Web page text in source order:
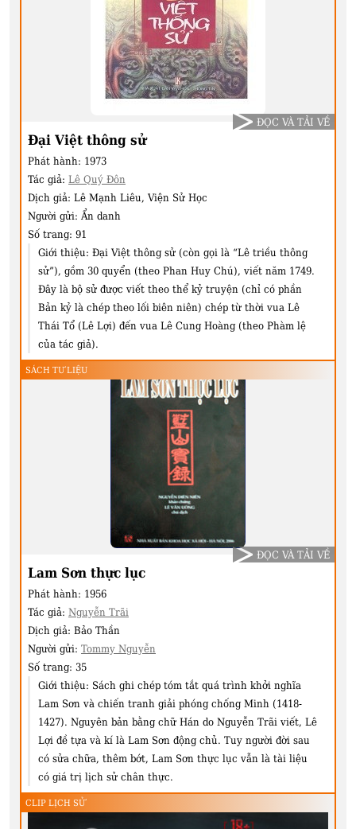
Đại Việt thông sử
Phát hành: 1973
Tác giả: Lê Quý Đôn
Dịch giả: Lê Mạnh Liêu, Viện Sử Học
Người gửi: Ẩn danh
Số trang: 91
Giới thiệu: Đại Việt thông sử (còn gọi là “Lê triều thông
sử”), gồm 30 quyển (theo Phan Huy Chú), viết năm 1749.
Đây là bộ sử được viết theo thể kỷ truyện (chỉ có phần
Bản kỷ là chép theo lối biên niên) chép từ thời vua Lê
Thái Tổ (Lê Lợi) đến vua Lê Cung Hoàng (theo Phàm lệ
của tác giả).
ĐỌC VÀ TẢI VỀ
SÁCH TƯ LIỆU
Lam Sơn thực lục
Phát hành: 1956
Tác giả: Nguyễn Trãi
Dịch giả: Bảo Thần
Người gửi: Tommy Nguyễn
Số trang: 35
Giới thiệu: Sách ghi chép tóm tắt quá trình khởi nghĩa
Lam Sơn và chiến tranh giải phóng chống Minh (1418-
1427). Nguyên bản bằng chữ Hán do Nguyễn Trãi viết, Lê
Lợi đề tựa và kí là Lam Sơn động chủ. Tuy người đời sau
có sửa chữa, thêm bớt, Lam Sơn thực lục vẫn là tài liệu
có giá trị lịch sử chân thực.
ĐỌC VÀ TẢI VỀ
CLIP LỊCH SỬ